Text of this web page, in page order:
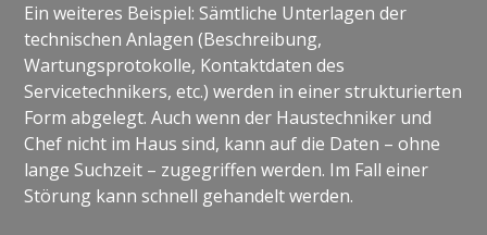
Ein weiteres Beispiel: Sämtliche Unterlagen der
technischen Anlagen (Beschreibung,
Wartungsprotokolle, Kontaktdaten des
Servicetechnikers, etc.) werden in einer strukturierten
Form abgelegt. Auch wenn der Haustechniker und
Chef nicht im Haus sind, kann auf die Daten – ohne
lange Suchzeit – zugegriffen werden. Im Fall einer
Störung kann schnell gehandelt werden.